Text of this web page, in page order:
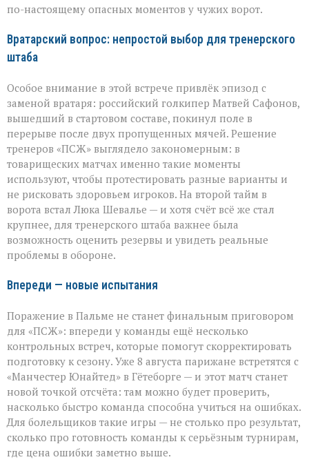
по-настоящему опасных моментов у чужих ворот.
Вратарский вопрос: непростой выбор для тренерского
штаба
Особое внимание в этой встрече привлёк эпизод с
заменой вратаря: российский голкипер Матвей Сафонов,
вышедший в стартовом составе, покинул поле в
перерыве после двух пропущенных мячей. Решение
тренеров «ПСЖ» выглядело закономерным: в
товарищеских матчах именно такие моменты
используют, чтобы протестировать разные варианты и
не рисковать здоровьем игроков. На второй тайм в
ворота встал Люка Шевалье — и хотя счёт всё же стал
крупнее, для тренерского штаба важнее была
возможность оценить резервы и увидеть реальные
проблемы в обороне.
Впереди — новые испытания
Поражение в Пальме не станет финальным приговором
для «ПСЖ»: впереди у команды ещё несколько
контрольных встреч, которые помогут скорректировать
подготовку к сезону. Уже 8 августа парижане встретятся с
«Манчестер Юнайтед» в Гётеборге — и этот матч станет
новой точкой отсчёта: там можно будет проверить,
насколько быстро команда способна учиться на ошибках.
Для болельщиков такие игры — не столько про результат,
сколько про готовность команды к серьёзным турнирам,
где цена ошибки заметно выше.